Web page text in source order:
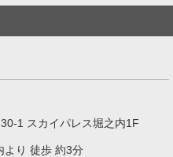
1 スカイパレス堀之内1F
より 徒歩 約3分